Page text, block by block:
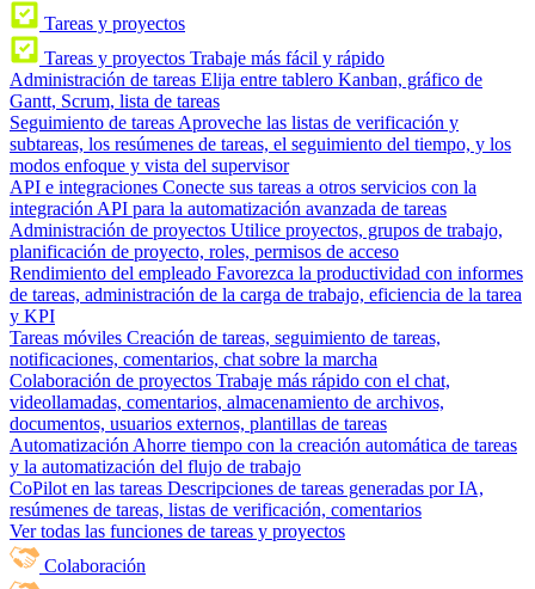
Tareas y proyectos
Tareas y proyectos Trabaje más fácil y rápido
Administración de tareas Elija entre tablero Kanban, gráfico de
Gantt, Scrum, lista de tareas
Seguimiento de tareas Aproveche las listas de verificación y
subtareas, los resúmenes de tareas, el seguimiento del tiempo, y los
modos enfoque y vista del supervisor
API e integraciones Conecte sus tareas a otros servicios con la
integración API para la automatización avanzada de tareas
Administración de proyectos Utilice proyectos, grupos de trabajo,
planificación de proyecto, roles, permisos de acceso
Rendimiento del empleado Favorezca la productividad con informes
de tareas, administración de la carga de trabajo, eficiencia de la tarea
y KPI
Tareas móviles Creación de tareas, seguimiento de tareas,
notificaciones, comentarios, chat sobre la marcha
Colaboración de proyectos Trabaje más rápido con el chat,
videollamadas, comentarios, almacenamiento de archivos,
documentos, usuarios externos, plantillas de tareas
Automatización Ahorre tiempo con la creación automática de tareas
y la automatización del flujo de trabajo
CoPilot en las tareas Descripciones de tareas generadas por IA,
resúmenes de tareas, listas de verificación, comentarios
Ver todas las funciones de tareas y proyectos
Colaboración